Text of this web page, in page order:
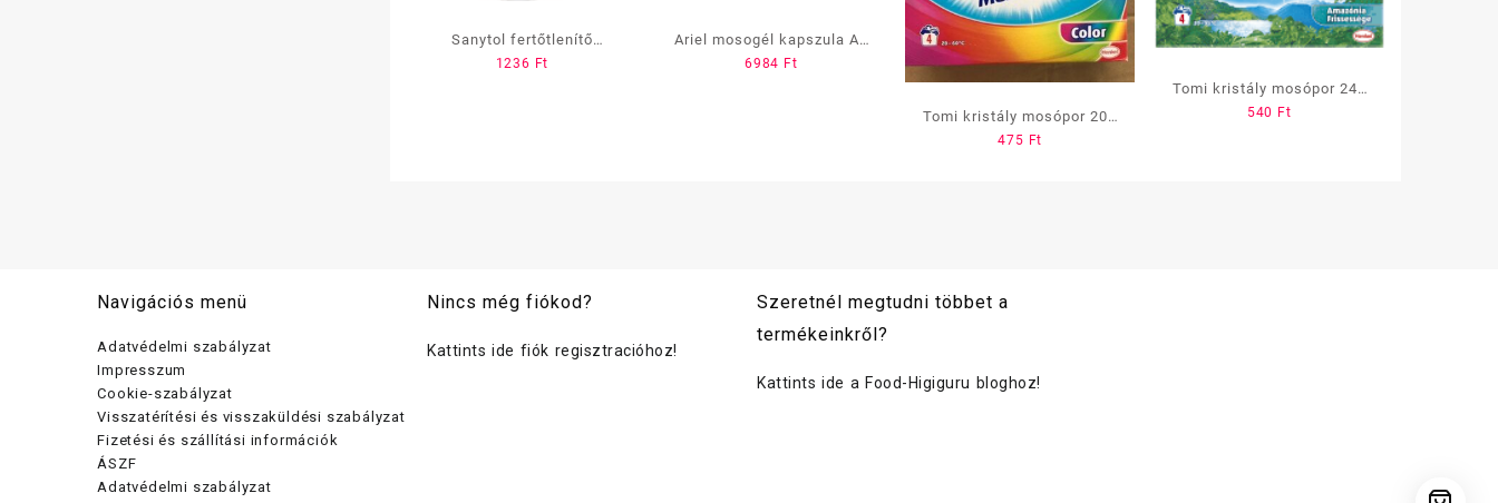
Sanytol fertőtlenítő
mosóadalék 500 ml
1236 Ft
Ariel mosogél kapszula All
in One, 60 db-os, color
6984 Ft
Tomi kristály mosópor 200
gramm, color
475 Ft
Tomi kristály mosópor 240
gr. white
540 Ft
Navigációs menü
Adatvédelmi szabályzat
Impresszum
Cookie-szabályzat
Visszatérítési és visszaküldési szabályzat
Fizetési és szállítási információk
ÁSZF
Adatvédelmi szabályzat
Nincs még fiókod?
Kattints ide fiók regisztracióhoz!
Szeretnél megtudni többet a
termékeinkről?
Kattints ide a Food-Higiguru bloghoz!